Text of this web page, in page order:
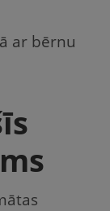
ar bērnu